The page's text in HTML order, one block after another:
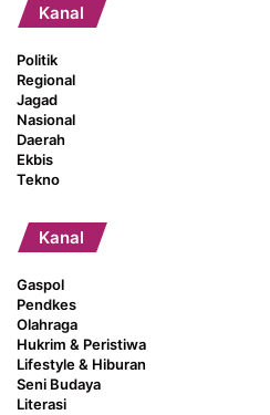
Kanal
Politik
Regional
Jagad
Nasional
Daerah
Ekbis
Tekno
Kanal
Gaspol
Pendkes
Olahraga
Hukrim & Peristiwa
Lifestyle & Hiburan
Seni Budaya
Literasi